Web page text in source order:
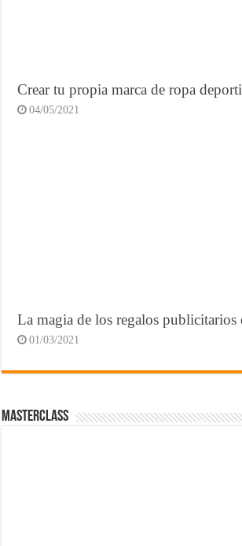
Crear tu propia marca de ropa
04/05/2021
La magia de los regalos publicitarios
01/03/2021
MasterClass